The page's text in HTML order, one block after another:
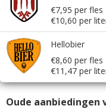
€7,95 per fles
€10,60 per
Hellobier
€8,60 per fles
€11,47 per
Oude aanbiedingen